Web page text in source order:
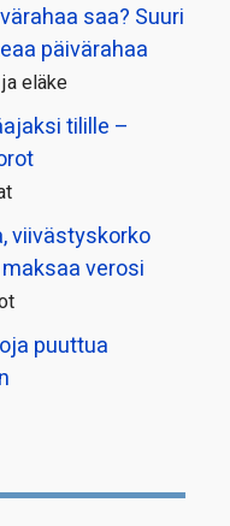
saa? Suuri
päivärahaa
eläke
tilille –
viivästyskorko
verosi
puuttua